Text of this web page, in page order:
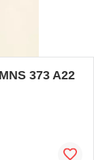
373 A22